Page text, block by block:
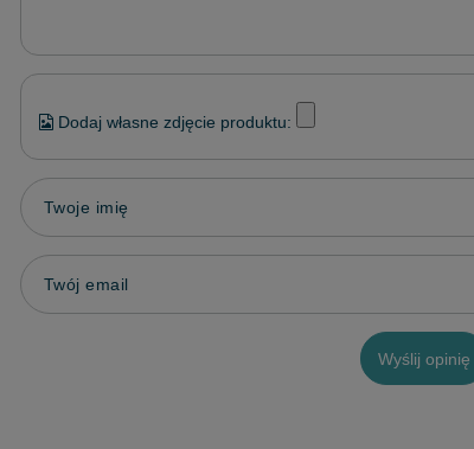
Dodaj własne zdjęcie produktu:
Twoje imię
Twój email
Wyślij opinię